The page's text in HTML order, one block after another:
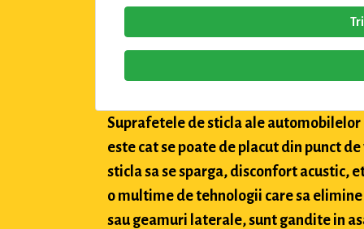
Suprafetele de sticla ale automobilelor
este cat se poate de placut din punct
sticla sa se sparga, disconfort acustic,
o multime de tehnologii care sa
sau geamuri laterale, sunt gandite in